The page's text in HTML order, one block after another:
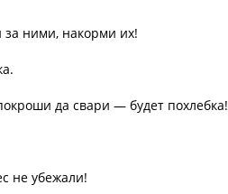
ними, накорми их!
да свари — будет похлебка!
не убежали!